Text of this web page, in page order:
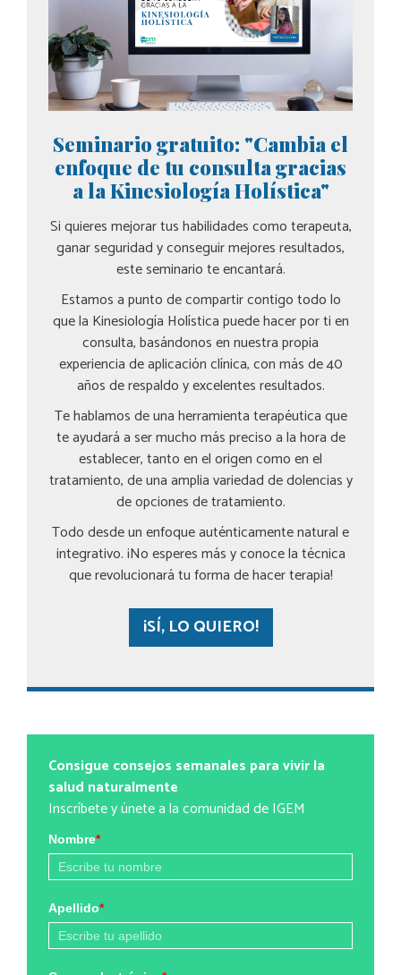
Seminario gratuito: "Cambia el
enfoque de tu consulta gracias
a la Kinesiología Holística"
Si quieres mejorar tus habilidades como terapeuta,
ganar seguridad y conseguir mejores resultados,
este seminario te encantará.
Estamos a punto de compartir contigo todo lo
que la Kinesiología Holística puede hacer por ti en
consulta, basándonos en nuestra propia
experiencia de aplicación clínica, con más de 40
años de respaldo y excelentes resultados.
Te hablamos de una herramienta terapéutica que
te ayudará a ser mucho más preciso a la hora de
establecer, tanto en el origen como en el
tratamiento, de una amplia variedad de dolencias y
de opciones de tratamiento.
Todo desde un enfoque auténticamente natural e
integrativo. ¡No esperes más y conoce la técnica
que revolucionará tu forma de hacer terapia!
¡SÍ, LO QUIERO!
Consigue consejos semanales para vivir la
salud naturalmente
Inscríbete y únete a la comunidad de IGEM
Nombre*
Apellido*